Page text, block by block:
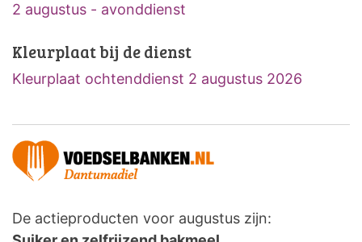
2 augustus - avonddienst
Kleurplaat bij de dienst
Kleurplaat ochtenddienst 2 augustus 2026
De actieproducten voor augustus zijn: